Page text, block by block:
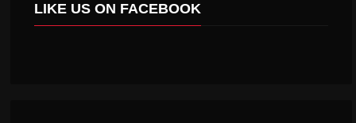
LIKE US ON FACEBOOK